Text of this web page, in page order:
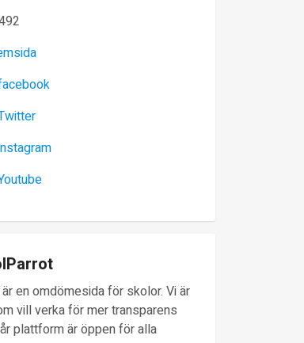
en omdömesida för skolor. Vi är
vill verka för mer transparens
plattform är öppen för alla